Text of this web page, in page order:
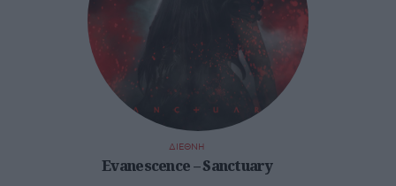
ΔΙΕΘΝΗ
Evanescence – Sanctuary